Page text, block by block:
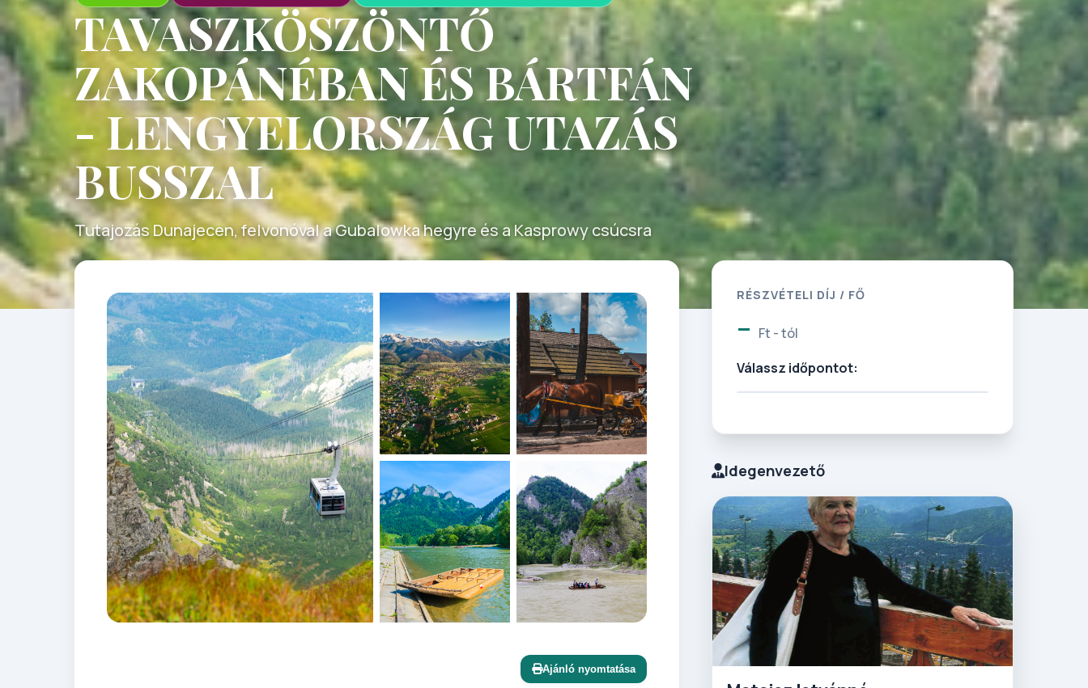
TAVASZKÖSZÖNTŐ
ZAKOPÁNÉBAN ÉS BÁRTFÁN
- LENGYELORSZÁG UTAZÁS
BUSSZAL
Tutajozás Dunajecen, felvonóval a Gubalowka hegyre és a Kasprowy csúcsra
Ajánló nyomtatása
RÉSZVÉTELI DÍJ / FŐ
- Ft - tól
Válassz időpontot:
Idegenvezető